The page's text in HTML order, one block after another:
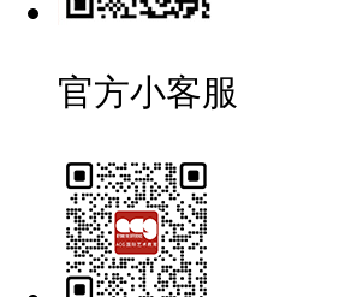
官方小客服